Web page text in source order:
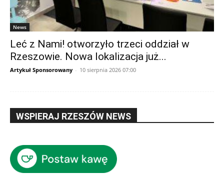
News
Leć z Nami! otworzyło trzeci oddział w
Rzeszowie. Nowa lokalizacja już...
Artykuł Sponsorowany - 10 sierpnia 2026 07:00
WSPIERAJ RZESZÓW NEWS